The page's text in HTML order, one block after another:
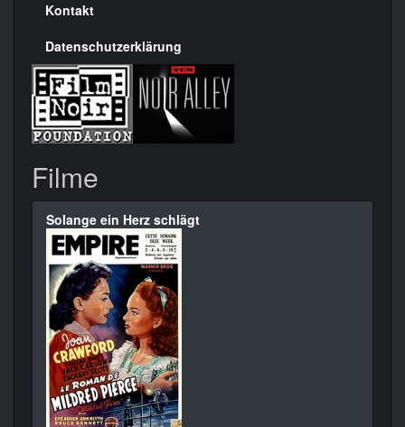
Kontakt
Datenschutzerklärung
Filme
Solange ein Herz schlägt